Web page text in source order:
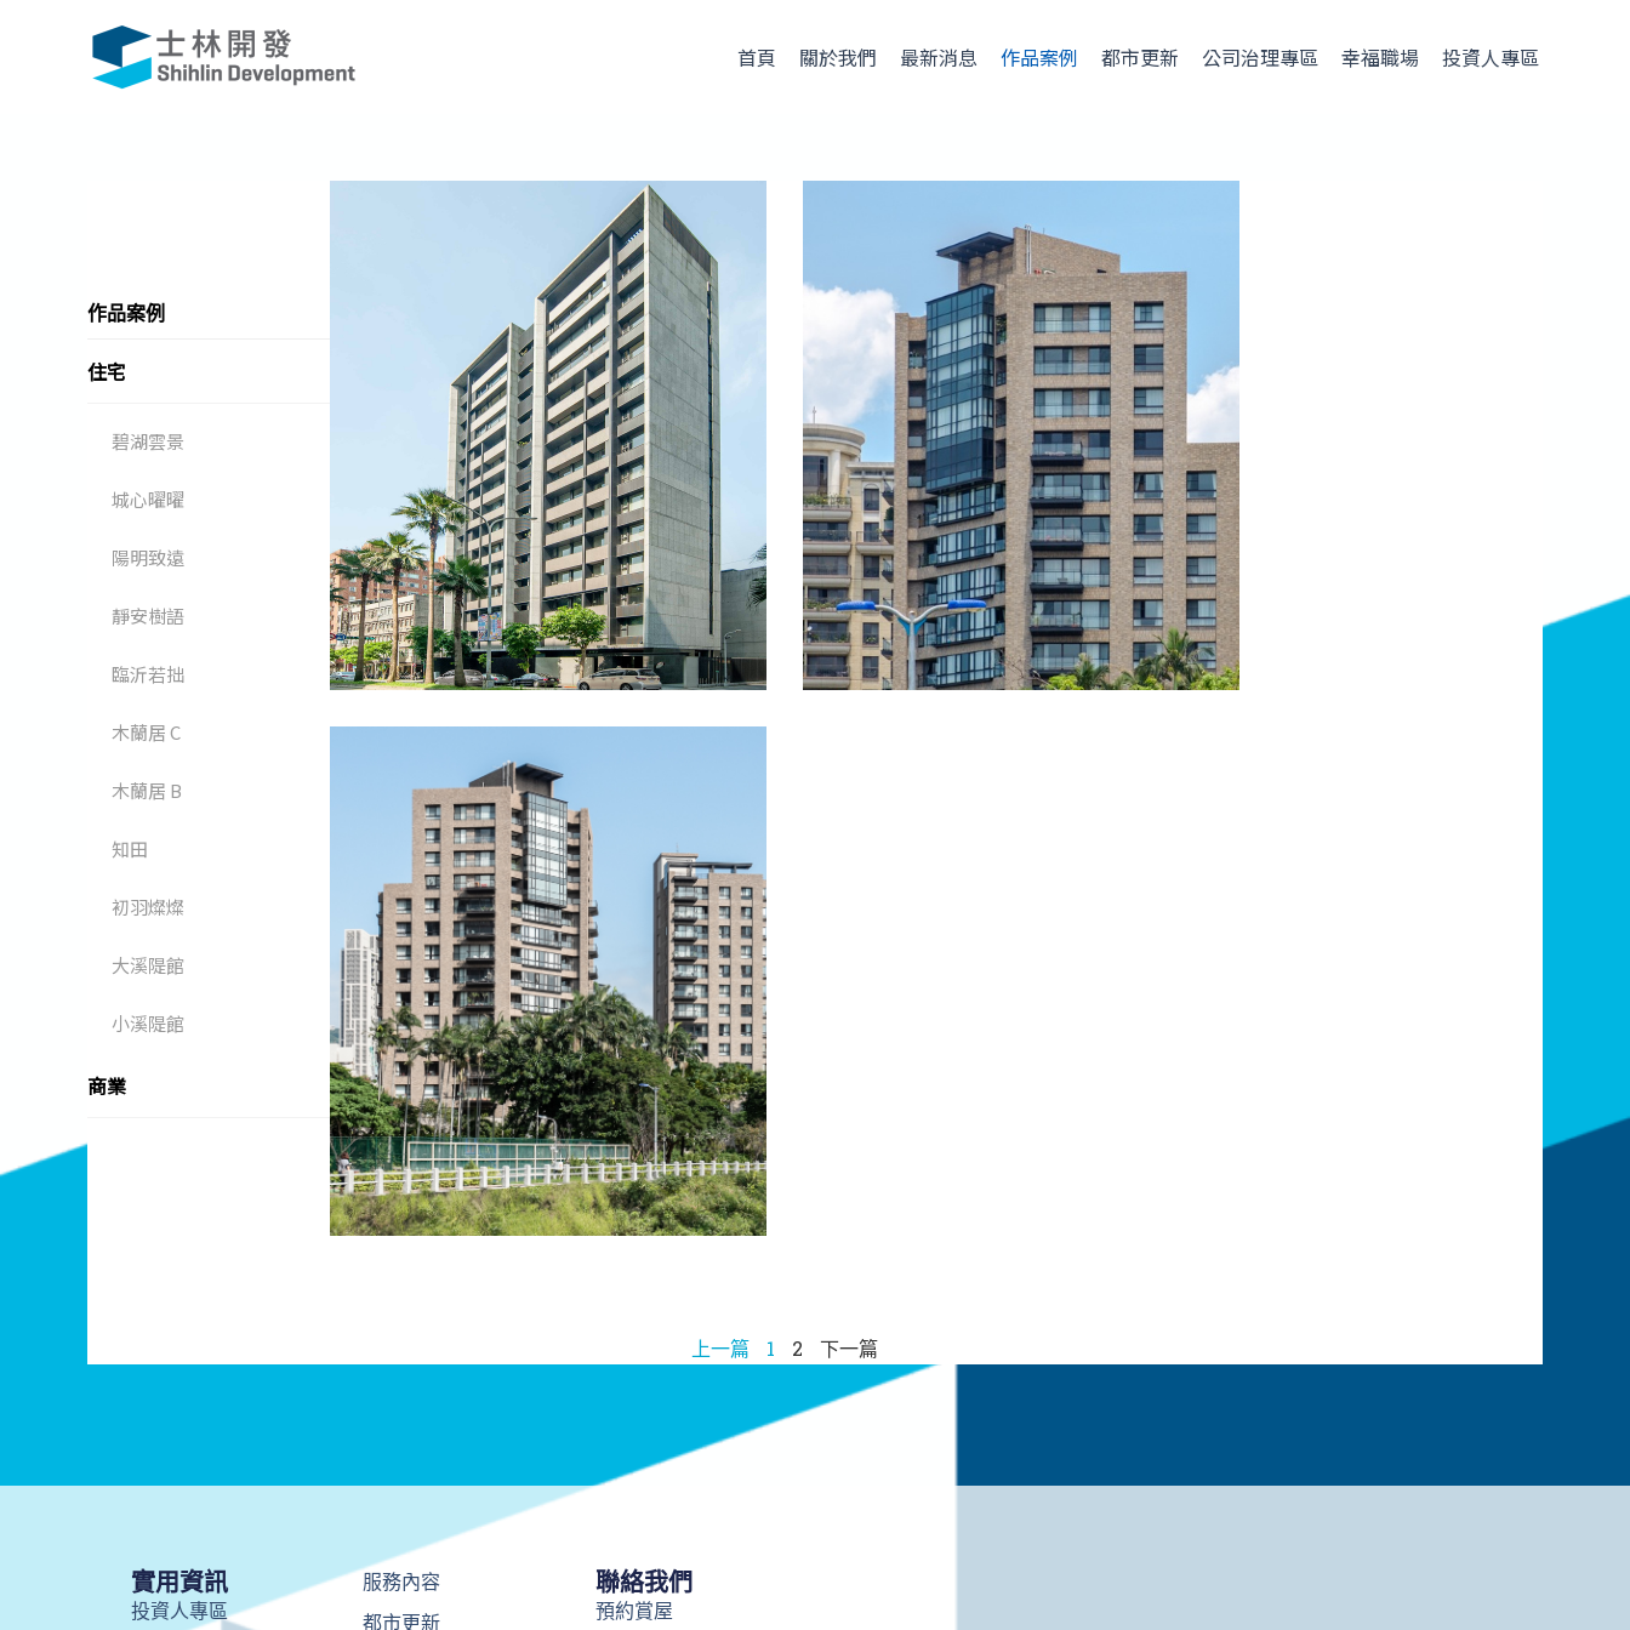
首頁 關於我們 最新消息 作品案例 都市更新 公司治理專區 幸福職場 投資人專區
作品案例
住宅
碧湖雲景
城心曜曜
陽明致遠
靜安樹語
臨沂若拙
木蘭居 C
木蘭居 B
知田
初羽燦燦
大溪隄館
小溪隄館
商業
上一篇 1 2 下一篇
實用資訊
投資人專區
服務內容
都市更新
聯絡我們
預約賞屋